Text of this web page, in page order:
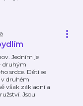
Jedním je
druhým
srdce. Děti se
druhém
však základní a
Jsou